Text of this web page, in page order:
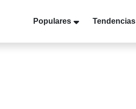
Populares Tendencias